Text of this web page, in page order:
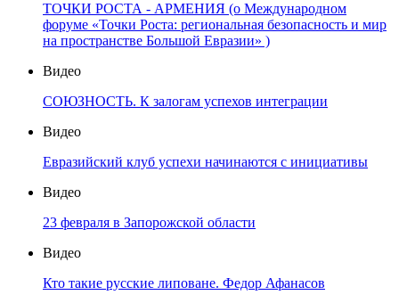
ТОЧКИ РОСТА - АРМЕНИЯ (о Международном
форуме «Точки Роста: региональная безопасность и мир
на пространстве Большой Евразии» )
Видео
СОЮЗНОСТЬ. К залогам успехов интеграции
Видео
Евразийский клуб успехи начинаются с инициативы
Видео
23 февраля в Запорожской области
Видео
Кто такие русские липоване. Федор Афанасов